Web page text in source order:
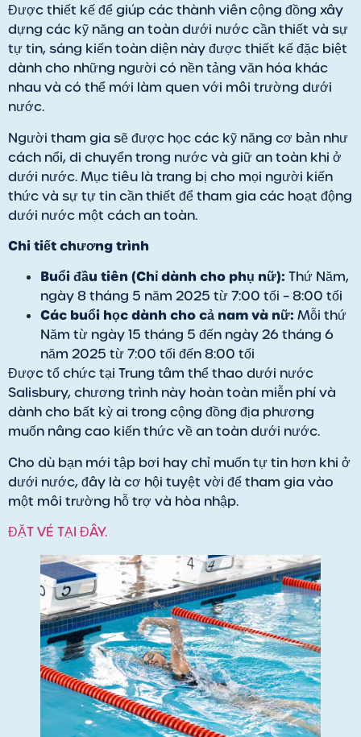
Được thiết kế để giúp các thành viên cộng đồng xây
dựng các kỹ năng an toàn dưới nước cần thiết và sự
tự tin, sáng kiến toàn diện này được thiết kế đặc biệt
dành cho những người có nền tảng văn hóa khác
nhau và có thể mới làm quen với môi trường dưới
nước.
Người tham gia sẽ được học các kỹ năng cơ bản như
cách nổi, di chuyển trong nước và giữ an toàn khi ở
dưới nước. Mục tiêu là trang bị cho mọi người kiến
thức và sự tự tin cần thiết để tham gia các hoạt động
dưới nước một cách an toàn.
Chi tiết chương trình
Buổi đầu tiên (Chỉ dành cho phụ nữ): Thứ Năm,
ngày 8 tháng 5 năm 2025 từ 7:00 tối – 8:00 tối
Các buổi học dành cho cả nam và nữ: Mỗi thứ
Năm từ ngày 15 tháng 5 đến ngày 26 tháng 6
năm 2025 từ 7:00 tối đến 8:00 tối
Được tổ chức tại Trung tâm thể thao dưới nước
Salisbury, chương trình này hoàn toàn miễn phí và
dành cho bất kỳ ai trong cộng đồng địa phương
muốn nâng cao kiến thức về an toàn dưới nước.
Cho dù bạn mới tập bơi hay chỉ muốn tự tin hơn khi ở
dưới nước, đây là cơ hội tuyệt vời để tham gia vào
một môi trường hỗ trợ và hòa nhập.
ĐẶT VÉ TẠI ĐÂY.